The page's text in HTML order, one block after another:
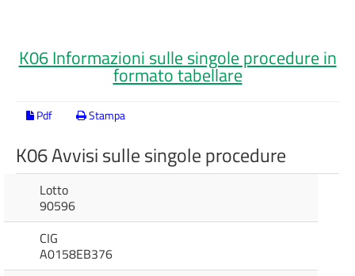
K06 Informazioni sulle singole procedure in
formato tabellare
Pdf Stampa
K06 Avvisi sulle singole procedure
Lotto
90596
CIG
A0158EB376